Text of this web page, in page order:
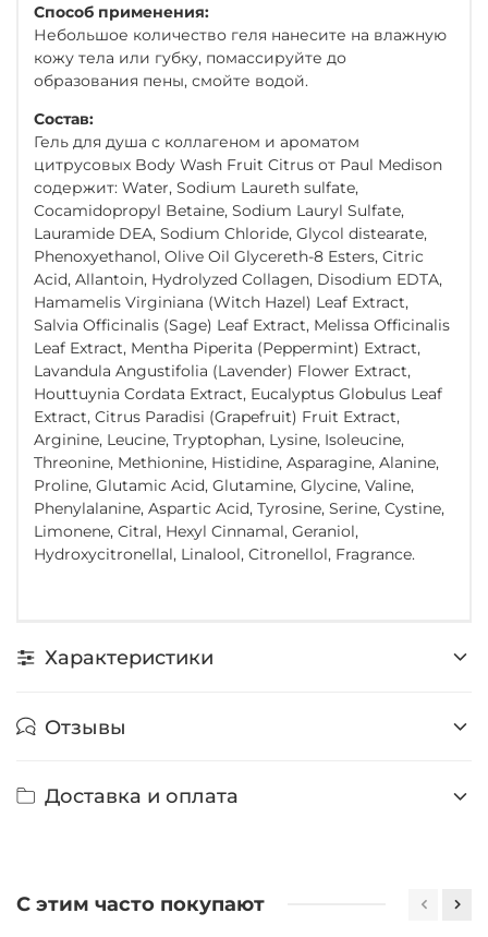
Способ применения:
Небольшое количество геля нанесите на влажную
кожу тела или губку, помассируйте до
образования пены, смойте водой.
Состав:
Гель для душа с коллагеном и ароматом
цитрусовых Body Wash Fruit Citrus от Paul Medison
содержит: Water, Sodium Laureth sulfate,
Cocamidopropyl Betaine, Sodium Lauryl Sulfate,
Lauramide DEA, Sodium Chloride, Glycol distearate,
Phenoxyethanol, Olive Oil Glycereth-8 Esters, Citric
Acid, Allantoin, Hydrolyzed Collagen, Disodium EDTA,
Hamamelis Virginiana (Witch Hazel) Leaf Extract,
Salvia Officinalis (Sage) Leaf Extract, Melissa Officinalis
Leaf Extract, Mentha Piperita (Peppermint) Extract,
Lavandula Angustifolia (Lavender) Flower Extract,
Houttuynia Cordata Extract, Eucalyptus Globulus Leaf
Extract, Citrus Paradisi (Grapefruit) Fruit Extract,
Arginine, Leucine, Tryptophan, Lysine, Isoleucine,
Threonine, Methionine, Histidine, Asparagine, Alanine,
Proline, Glutamic Acid, Glutamine, Glycine, Valine,
Phenylalanine, Aspartic Acid, Tyrosine, Serine, Cystine,
Limonene, Citral, Hexyl Cinnamal, Geraniol,
Hydroxycitronellal, Linalool, Citronellol, Fragrance.
Характеристики
Отзывы
Доставка и оплата
С этим часто покупают